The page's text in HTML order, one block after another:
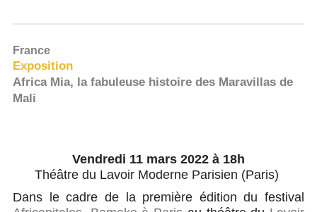
France
Exposition
Africa Mia, la fabuleuse histoire des Maravillas de
Mali
Vendredi 11 mars 2022 à 18h
Théâtre du Lavoir Moderne Parisien (Paris)
Dans le cadre de la première édition du festival